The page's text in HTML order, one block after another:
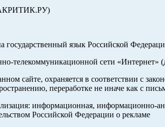
государственный язык Российской
телекоммуникационной сети «Интернет»
сайте, охраняется в соответствии с
переработке не иначе как с
информационная, информационно-
Российской Федерации о рекламе